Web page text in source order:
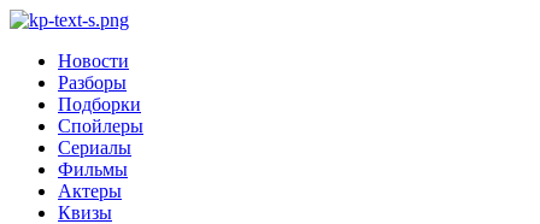
Новости
Разборы
Подборки
Спойлеры
Сериалы
Фильмы
Актеры
Квизы